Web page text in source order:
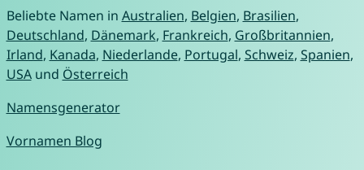
Beliebte Namen in Australien, Belgien, Brasilien,
Deutschland, Dänemark, Frankreich, Großbritannien,
Irland, Kanada, Niederlande, Portugal, Schweiz, Spanien,
USAund Österreich
Namensgenerator
Vornamen Blog